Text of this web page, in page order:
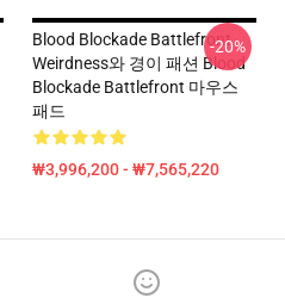
Blood Blockade Battlefront
Weirdness와 경이 패션 Blood
Blockade Battlefront 마우스
패드
₩3,996,200 - ₩7,565,220
-20%